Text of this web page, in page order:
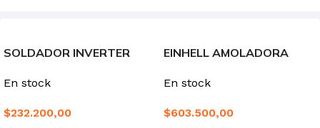
SOLDADOR INVERTER
En stock
$232.200,00
EINHELL AMOLADORA
En stock
$603.500,00